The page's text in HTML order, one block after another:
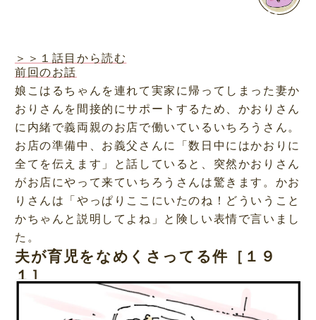
＞＞１話目から読む
前回のお話
娘こはるちゃんを連れて実家に帰ってしまった妻か
おりさんを間接的にサポートするため、かおりさん
に内緒で義両親のお店で働いているいちろうさん。
お店の準備中、お義父さんに「数日中にはかおりに
全てを伝えます」と話していると、突然かおりさん
がお店にやって来ていちろうさんは驚きます。かお
りさんは「やっぱりここにいたのね！どういうこと
かちゃんと説明してよね」と険しい表情で言いまし
た。
夫が育児をなめくさってる件［１９
１］